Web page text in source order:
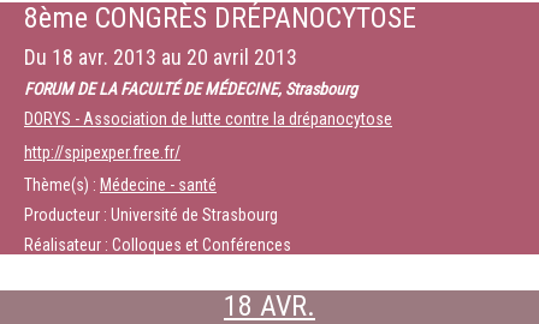
8ème CONGRÈS DRÉPANOCYTOSE
Du 18 avr. 2013 au 20 avril 2013
FORUM DE LA FACULTÉ DE MÉDECINE, Strasbourg
DORYS - Association de lutte contre la drépanocytose
http://spipexper.free.fr/
Thème(s) : Médecine - santé
Producteur : Université de Strasbourg
Réalisateur : Colloques et Conférences
18 AVR.